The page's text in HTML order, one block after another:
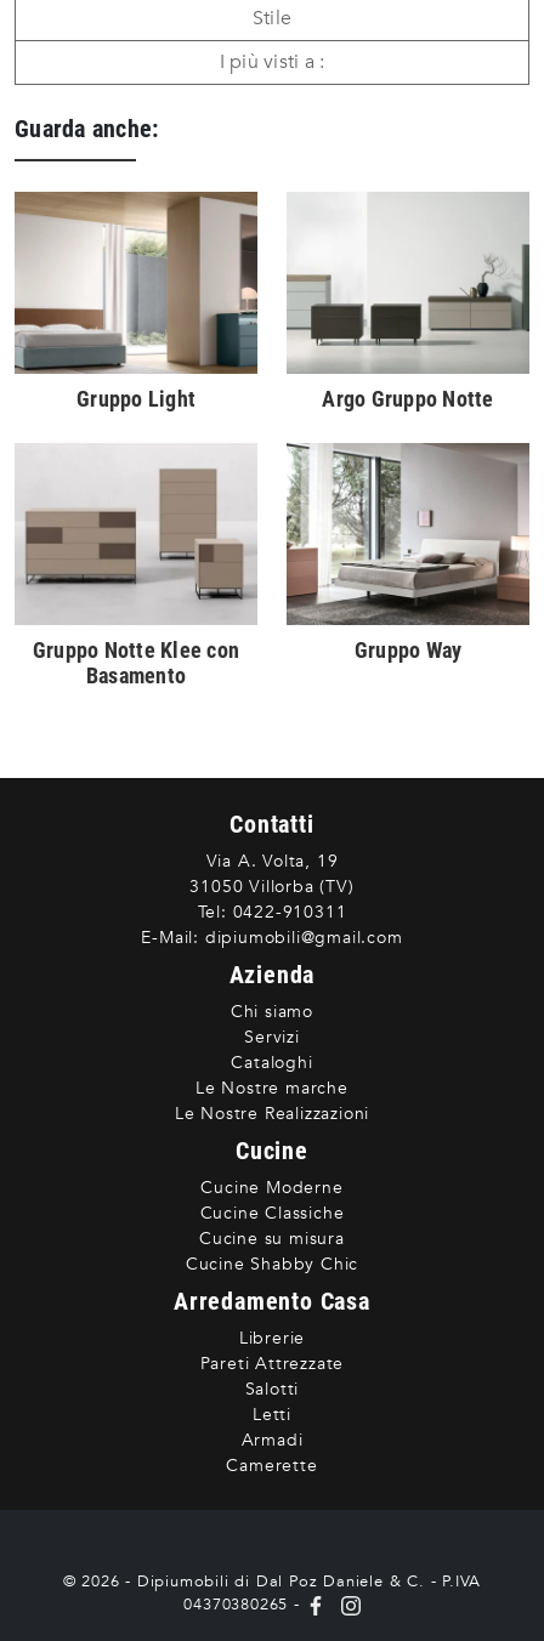
Stile
I più visti a :
Guarda anche:
Gruppo Light Argo Gruppo Notte
Gruppo Notte Klee con
Basamento
Gruppo Way
Contatti
Via A. Volta, 19
31050 Villorba (TV)
Tel: 0422-910311
E-Mail: dipiumobili@gmail.com
Azienda
Chi siamo
Servizi
Cataloghi
Le Nostre marche
Le Nostre Realizzazioni
Cucine
Cucine Moderne
Cucine Classiche
Cucine su misura
Cucine Shabby Chic
Arredamento Casa
Librerie
Pareti Attrezzate
Salotti
Letti
Armadi
Camerette
© 2026 - Dipiumobili di Dal Poz Daniele & C. - P.IVA
04370380265 -